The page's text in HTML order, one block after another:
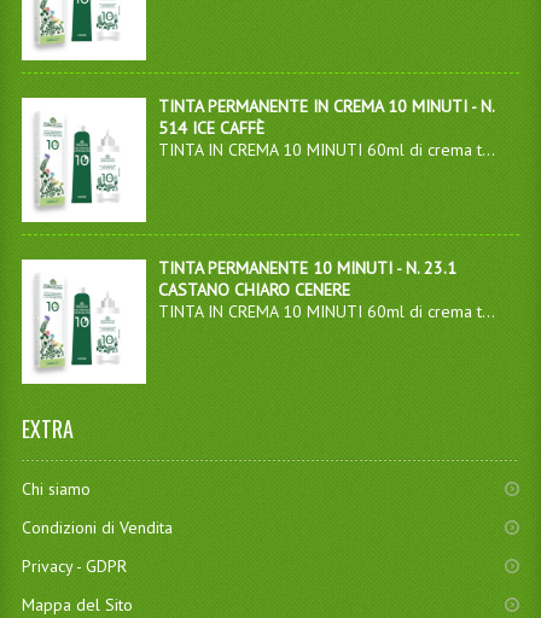
TINTA PERMANENTE IN CREMA 10 MINUTI - N.
514 ICE CAFFÈ
TINTA IN CREMA 10 MINUTI 60ml di crema t...
TINTA PERMANENTE 10 MINUTI - N. 23.1
CASTANO CHIARO CENERE
TINTA IN CREMA 10 MINUTI 60ml di crema t...
EXTRA
Chi siamo
Condizioni di Vendita
Privacy - GDPR
Mappa del Sito